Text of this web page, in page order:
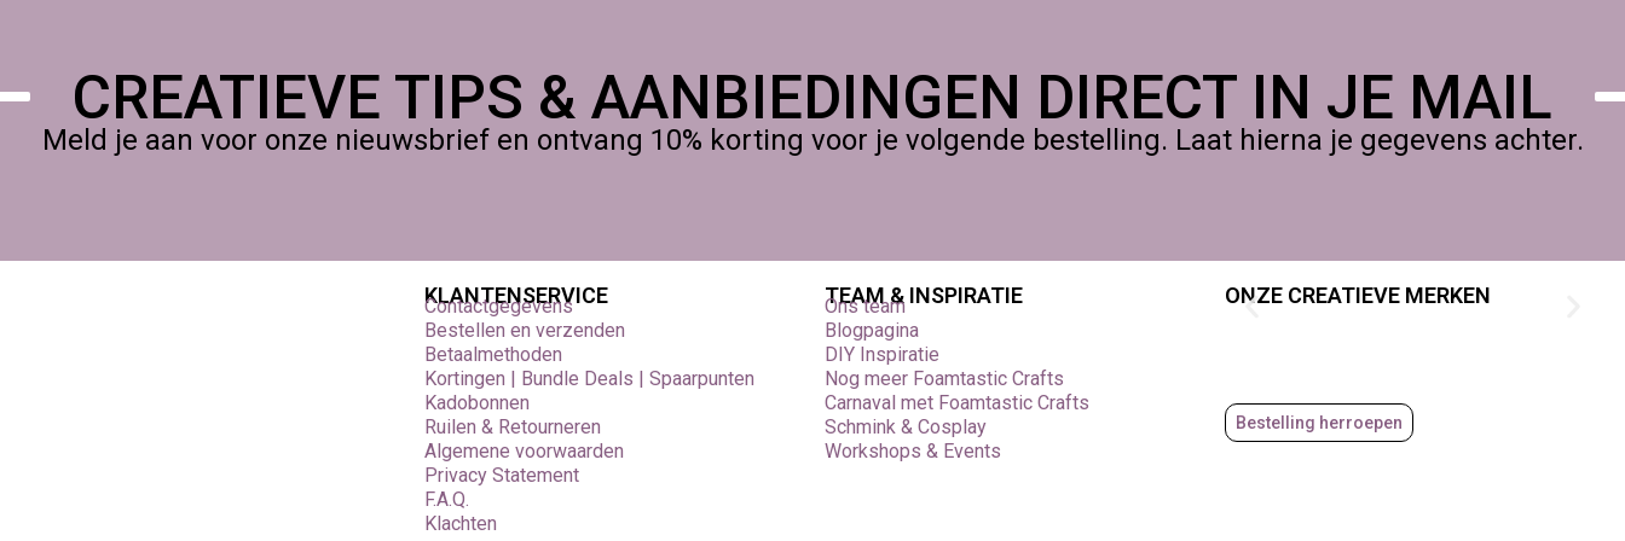
CREATIEVE TIPS & AANBIEDINGEN DIRECT IN JE MAIL
Meld je aan voor onze nieuwsbrief en ontvang 10% korting voor je volgende bestelling. Laat hierna je gegevens achter.
KLANTENSERVICE
Contactgegevens
Bestellen en verzenden
Betaalmethoden
Kortingen | Bundle Deals | Spaarpunten
Kadobonnen
Ruilen & Retourneren
Algemene voorwaarden
Privacy Statement
F.A.Q.
Klachten
TEAM & INSPIRATIE
Ons team
Blogpagina
DIY Inspiratie
Nog meer Foamtastic Crafts
Carnaval met Foamtastic Crafts
Schmink & Cosplay
Workshops & Events
ONZE CREATIEVE MERKEN
Bestelling herroepen